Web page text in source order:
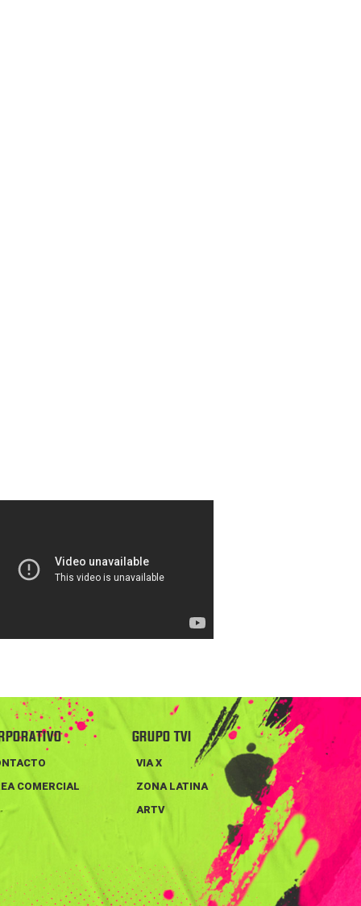
COMERCIAL
GRUPO TVI
VIA X
ZONA LATINA
ARTV